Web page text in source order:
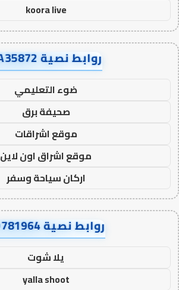
koora live
روابط نصية AA35872
ضوء التعليمي
صحيفة برق
موقع اشراقات
موقع اشراق اون لاين
اركان سياحة وسفر
روابط نصية FD781964
يلا شوت
yalla shoot